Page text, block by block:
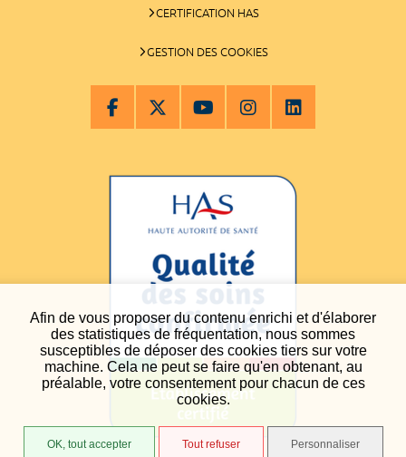
Afin de vous proposer du contenu enrichi et d'élaborer
des statistiques de fréquentation, nous sommes
susceptibles de déposer des cookies tiers sur votre
machine. Cela ne peut se faire qu'en obtenant, au
préalable, votre consentement pour chacun de ces
cookies.
OK, tout accepter Tout refuser Personnaliser
CERTIFICATION HAS
GESTION DES COOKIES